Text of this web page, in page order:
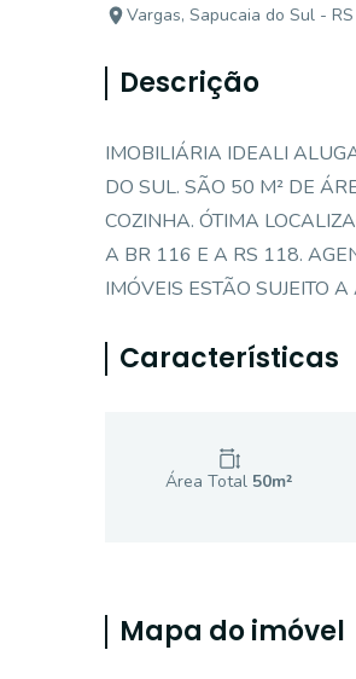
Vargas, Sapucaia do Sul - RS
Descrição
IMOBILIÁRIA IDEALI
DO SUL. SÃO 50 M² DE
COZINHA. ÓTIMA
A BR 116 E A RS 118.
IMÓVEIS ESTÃO SUJEITO
Características
Área Total 50m²
Mapa do imóvel